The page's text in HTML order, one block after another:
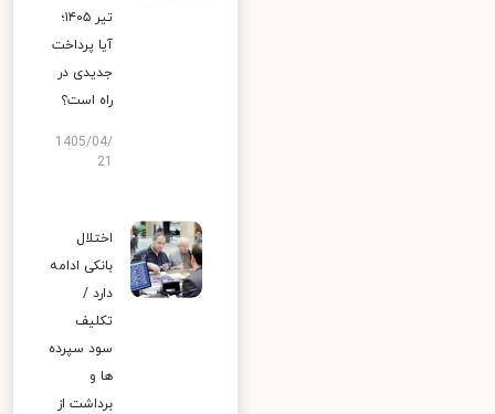
تیر ۱۴۰۵؛
آیا پرداخت
جدیدی در
راه است؟
1405/04/
اختلال
بانکی ادامه
دارد /
تکلیف
سود سپرده
ها و
برداشت از